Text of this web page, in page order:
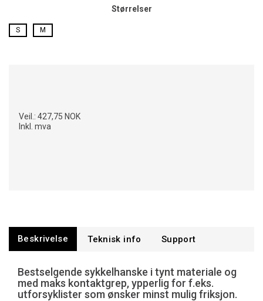
Størrelser
S M
Veil.: 427,75 NOK
Inkl. mva
Beskrivelse Teknisk info Support
Bestselgende sykkelhanske i tynt materiale og
med maks kontaktgrep, ypperlig for f.eks.
utforsyklister som ønsker minst mulig friksjon.